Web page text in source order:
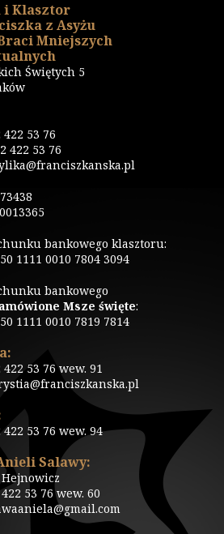
i Klasztor
z Asyżu
Mniejszych
Świętych 5
53 76
422 53 76
bankowego klasztoru:
1111 0010 7804 3094
bankowego
Msze święte:
1111 0010 7819 7814
53 76 wew. 91
422 53 76 wew. 94
Salawy:
53 76 wew. 60